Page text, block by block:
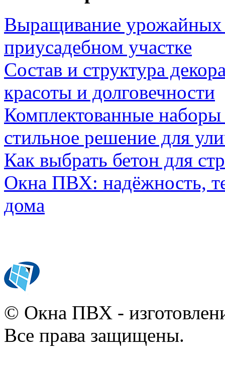
Выращивание урожайных
приусадебном участке
Состав и структура
красоты и долговечности
Комплектованные наборы
стильное решение для
Как выбрать бетон для
Окна ПВХ: надёжность,
дома
© Окна ПВХ -
Все права защищены.